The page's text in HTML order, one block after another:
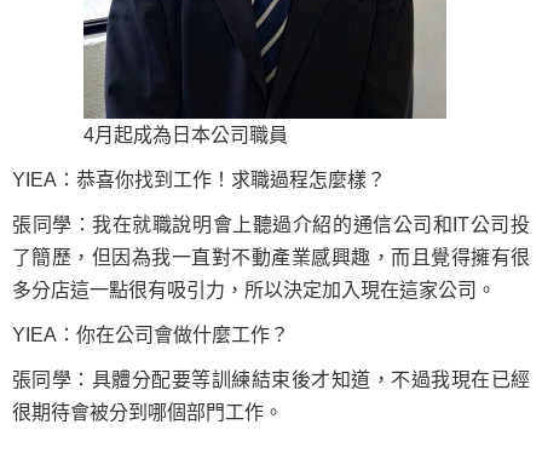
4月起成為日本公司職員
YIEA：恭喜你找到工作！求職過程怎麼樣？
張同學：我在就職說明會上聽過介紹的通信公司和IT公司投
了簡歷，但因為我一直對不動產業感興趣，而且覺得擁有很
多分店這一點很有吸引力，所以決定加入現在這家公司。
YIEA：你在公司會做什麼工作？
張同學：具體分配要等訓練結束後才知道，不過我現在已經
很期待會被分到哪個部門工作。